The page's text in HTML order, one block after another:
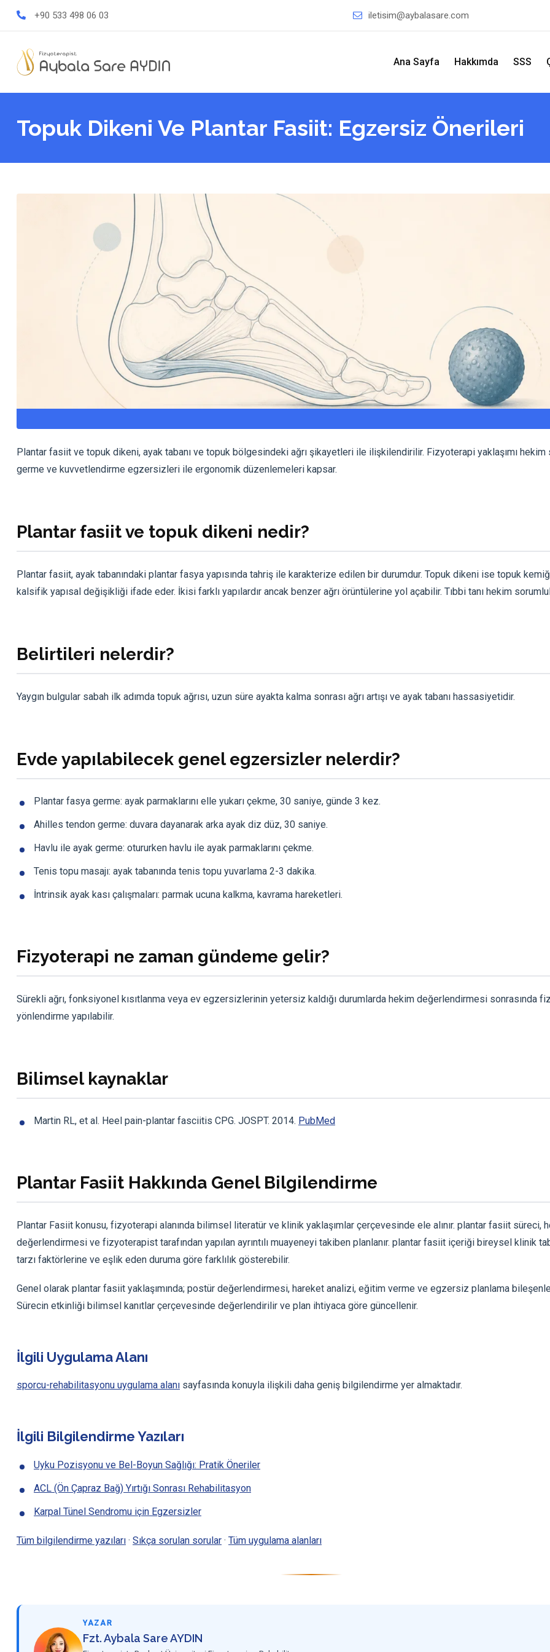
+90 533 498 06 03 iletisim@aybalasare.com
Ana Sayfa Hakkımda SSS
Topuk Dikeni Ve Plantar Fasiit: Egzersiz Önerileri
Plantar fasiit ve topuk dikeni, ayak tabanı ve topuk bölgesindeki ağrı şikayetleri ile ilişkilendirilir. Fizyoterapi yaklaşımı hekim
germe ve kuvvetlendirme egzersizleri ile ergonomik düzenlemeleri kapsar.
Plantar fasiit ve topuk dikeni nedir?
Plantar fasiit, ayak tabanındaki plantar fasya yapısında tahriş ile karakterize edilen bir durumdur. Topuk dikeni ise topuk
kalsifik yapısal değişikliği ifade eder. İkisi farklı yapılardır ancak benzer ağrı örüntülerine yol açabilir. Tıbbi tanı hekim
Belirtileri nelerdir?
Yaygın bulgular sabah ilk adımda topuk ağrısı, uzun süre ayakta kalma sonrası ağrı artışı ve ayak tabanı hassasiyetidir.
Evde yapılabilecek genel egzersizler nelerdir?
Plantar fasya germe: ayak parmaklarını elle yukarı çekme, 30 saniye, günde 3 kez.
Ahilles tendon germe: duvara dayanarak arka ayak diz düz, 30 saniye.
Havlu ile ayak germe: otururken havlu ile ayak parmaklarını çekme.
Tenis topu masajı: ayak tabanında tenis topu yuvarlama 2-3 dakika.
İntrinsik ayak kası çalışmaları: parmak ucuna kalkma, kavrama hareketleri.
Fizyoterapi ne zaman gündeme gelir?
Sürekli ağrı, fonksiyonel kısıtlanma veya ev egzersizlerinin yetersiz kaldığı durumlarda hekim değerlendirmesi sonrasında
yönlendirme yapılabilir.
Bilimsel kaynaklar
Martin RL, et al. Heel pain-plantar fasciitis CPG. JOSPT. 2014. PubMed
Plantar Fasiit Hakkında Genel Bilgilendirme
Plantar Fasiit konusu, fizyoterapi alanında bilimsel literatür ve klinik yaklaşımlar çerçevesinde ele alınır. plantar fasiit süreci,
değerlendirmesi ve fizyoterapist tarafından yapılan ayrıntılı muayeneyi takiben planlanır. plantar fasiit içeriği bireysel klinik
tarzı faktörlerine ve eşlik eden duruma göre farklılık gösterebilir.
Genel olarak plantar fasiit yaklaşımında; postür değerlendirmesi, hareket analizi, eğitim verme ve egzersiz planlama
Sürecin etkinliği bilimsel kanıtlar çerçevesinde değerlendirilir ve plan ihtiyaca göre güncellenir.
İlgili Uygulama Alanı
sporcu-rehabilitasyonu uygulama alanı sayfasında konuyla ilişkili daha geniş bilgilendirme yer almaktadır.
İlgili Bilgilendirme Yazıları
Uyku Pozisyonu ve Bel-Boyun Sağlığı: Pratik Öneriler
ACL (Ön Çapraz Bağ) Yırtığı Sonrası Rehabilitasyon
Karpal Tünel Sendromu için Egzersizler
Tüm bilgilendirme yazıları · Sıkça sorulan sorular · Tüm uygulama alanları
YAZAR
Fzt. Aybala Sare AYDIN